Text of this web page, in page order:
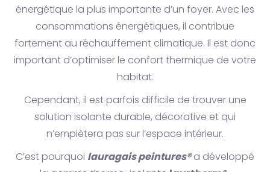
énergétique la plus importante d’un foyer. Avec les
consommations énergétiques, il contribue
fortement au réchauffement climatique. Il est donc
important d’optimiser le confort thermique de votre
habitat.
Cependant, il est parfois difficile de trouver une
solution isolante durable, décorative et qui
n’empiètera pas sur l’espace intérieur.
C’est pourquoi lauragais peintures®a développé